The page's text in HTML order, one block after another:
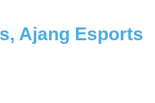
Ajang Esports